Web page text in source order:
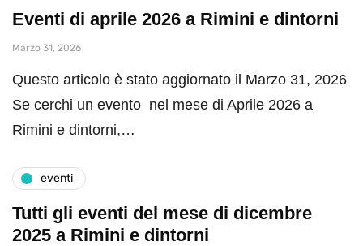
Eventi di aprile 2026 a Rimini e dintorni
Marzo 31, 2026
Questo articolo è stato aggiornato il Marzo 31, 2026
Se cerchi un evento nel mese di Aprile 2026 a
Rimini e dintorni,…
eventi
Tutti gli eventi del mese di dicembre
2025 a Rimini e dintorni